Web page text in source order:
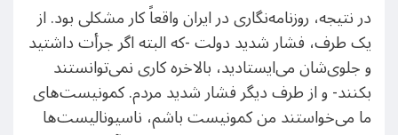
در نتیجه، روزنامه‌نگاری در ایران واقعاً کار مشکلی بود. از
یک طرف، فشار شدید دولت -که البته اگر جرأت داشتید
و جلوی‌شان می‌ایستادید، بالاخره کاری نمی‌توانستند
بکنند- و از طرف دیگر فشار شدید مردم. کمونیست‌های
ما می‌خواستند من کمونیست باشم، ناسیونالیست‌ها